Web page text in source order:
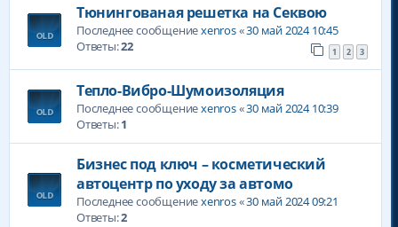
Тюнингованая решетка на Секвою
Последнее сообщениеxenros«30 май 2024 10:45
Ответы:22 1 2 3
Тепло-Вибро-Шумоизоляция
Последнее сообщениеxenros«30 май 2024 10:39
Ответы:1
Бизнес под ключ – косметический
автоцентр по уходу за автомо
Последнее сообщениеxenros«30 май 2024 09:21
Ответы:2